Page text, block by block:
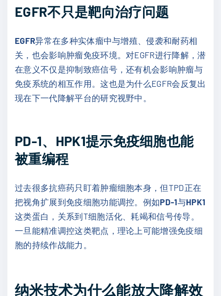
EGFR不只是靶向治疗问题
EGFR异常在多种实体瘤中与增殖、侵袭和耐药相
关，也会影响肿瘤免疫环境。对EGFR进行降解，潜
在意义不仅是抑制致癌信号，还有机会影响肿瘤与
免疫系统的相互作用。这也是为什么EGFR会反复出
现在下一代降解平台的研究视野中。
PD-1、HPK1提示免疫细胞也能
被重编程
过去很多抗癌药只盯着肿瘤细胞本身，但TPD正在
把视角扩展到免疫细胞功能调控。例如PD-1与HPK1
这类蛋白，关系到T细胞活化、耗竭和信号传导。
一旦能精准调控这类靶点，理论上可能增强免疫细
胞的持续作战能力。
纳米技术为什么能放大降解效